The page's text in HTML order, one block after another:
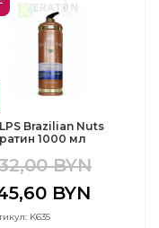
Brazilian Nuts
1000 мл
BYN
BYN
K635